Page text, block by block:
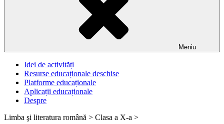
Meniu
Idei de activități
Resurse educaționale deschise
Platforme educaționale
Aplicații educaționale
Despre
Limba şi literatura română > Clasa a X-a >